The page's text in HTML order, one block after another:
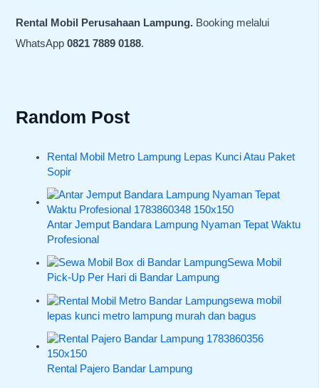
Rental Mobil Perusahaan Lampung. Booking melalui
WhatsApp0821 7889 0188.
Random Post
Rental Mobil Metro Lampung Lepas Kunci Atau Paket
Sopir
Antar Jemput Bandara Lampung Nyaman Tepat Waktu
Profesional
Sewa Mobil
Pick-Up Per Hari di Bandar Lampung
sewa mobil
lepas kunci metro lampung murah dan bagus
Rental Pajero Bandar Lampung